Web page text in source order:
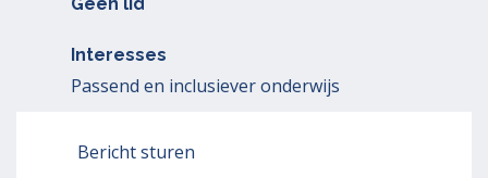
Interesses
Passend en inclusiever onderwijs
Bericht sturen